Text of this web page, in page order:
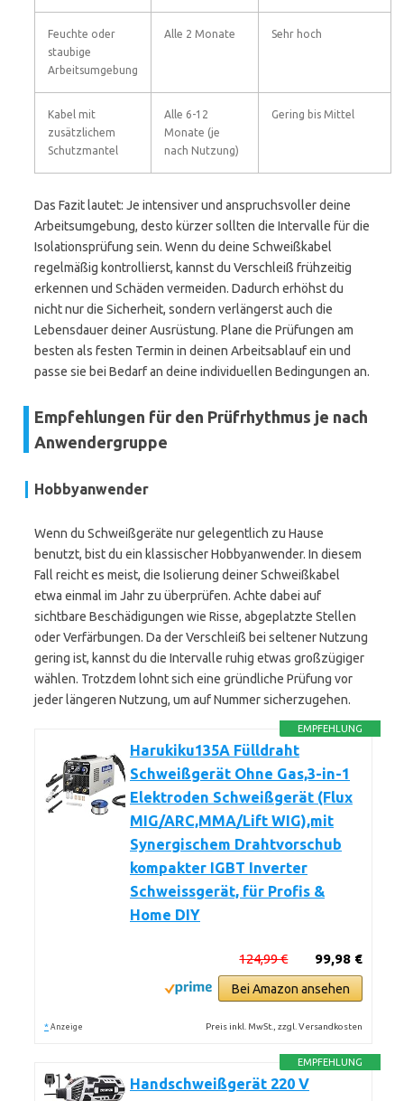
Feuchte oder
staubige
Arbeitsumgebung
Alle 2 Monate Sehr hoch
Kabel mit
zusätzlichem
Schutzmantel
Alle 6-12
Monate (je
nach Nutzung)
Gering bis Mittel
Das Fazit lautet: Je intensiver und anspruchsvoller deine
Arbeitsumgebung, desto kürzer sollten die Intervalle für die
Isolationsprüfung sein. Wenn du deine Schweißkabel
regelmäßig kontrollierst, kannst du Verschleiß frühzeitig
erkennen und Schäden vermeiden. Dadurch erhöhst du
nicht nur die Sicherheit, sondern verlängerst auch die
Lebensdauer deiner Ausrüstung. Plane die Prüfungen am
besten als festen Termin in deinen Arbeitsablauf ein und
passe sie bei Bedarf an deine individuellen Bedingungen an.
Empfehlungen für den Prüfrhythmus je nach
Anwendergruppe
Hobbyanwender
Wenn du Schweißgeräte nur gelegentlich zu Hause
benutzt, bist du ein klassischer Hobbyanwender. In diesem
Fall reicht es meist, die Isolierung deiner Schweißkabel
etwa einmal im Jahr zu überprüfen. Achte dabei auf
sichtbare Beschädigungen wie Risse, abgeplatzte Stellen
oder Verfärbungen. Da der Verschleiß bei seltener Nutzung
gering ist, kannst du die Intervalle ruhig etwas großzügiger
wählen. Trotzdem lohnt sich eine gründliche Prüfung vor
jeder längeren Nutzung, um auf Nummer sicherzugehen.
EMPFEHLUNG
Harukiku135A Fülldraht
Schweißgerät Ohne Gas,3-in-1
Elektroden Schweißgerät (Flux
MIG/ARC,MMA/Lift WIG),mit
Synergischem Drahtvorschub
kompakter IGBT Inverter
Schweissgerät, für Profis &
Home DIY
99,98 €
124,99 €
Bei Amazon ansehen
* Anzeige Preis inkl. MwSt., zzgl. Versandkosten
EMPFEHLUNG
Handschweißgerät 220 V